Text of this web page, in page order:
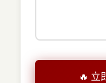
🔥 立